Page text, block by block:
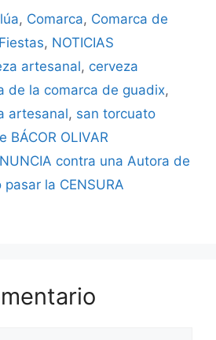
, Comarca, Comarca de
Fiestas, NOTICIAS
artesanal, cerveza
de la comarca de guadix,
artesanal, san torcuato
BÁCOR OLIVAR
contra una Autora de
pasar la CENSURA